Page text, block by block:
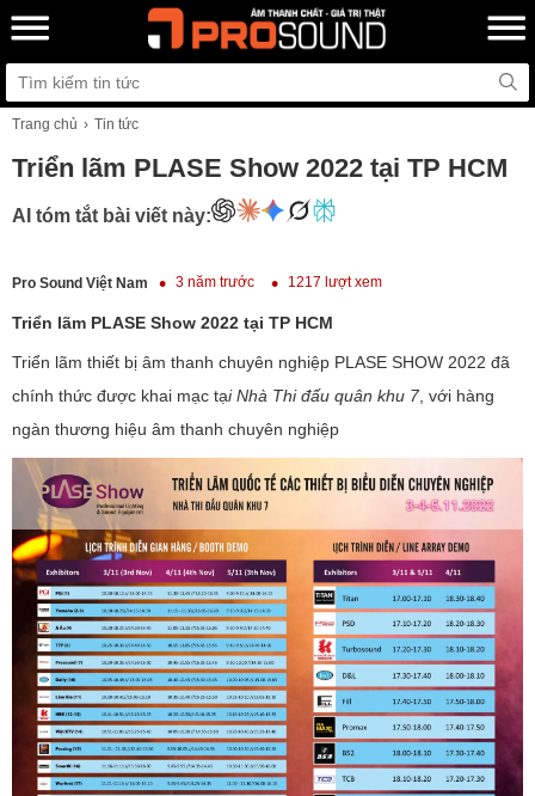
Trang chủ Tin tức
Triển lãm PLASE Show 2022 tại TP HCM
AI tóm tắt bài viết này:
Pro Sound Việt Nam 3 năm trước 1217 lượt xem
Triển lãm PLASE Show 2022 tại TP HCM
Triển lãm thiết bị âm thanh chuyên nghiệp PLASE SHOW 2022 đã
chính thức được khai mạc tại Nhà Thi đấu quân khu 7, với hàng
ngàn thương hiệu âm thanh chuyên nghiệp